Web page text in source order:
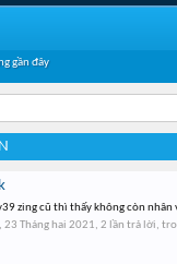
zing cũ thì thấy không còn
, 23 Tháng hai 2021, 2 lần trả lời,
gần đây